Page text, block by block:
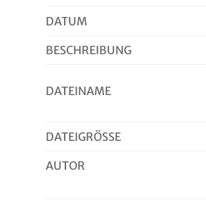
DATUM
BESCHREIBUNG
DATEINAME
DATEIGRÖSSE
AUTOR